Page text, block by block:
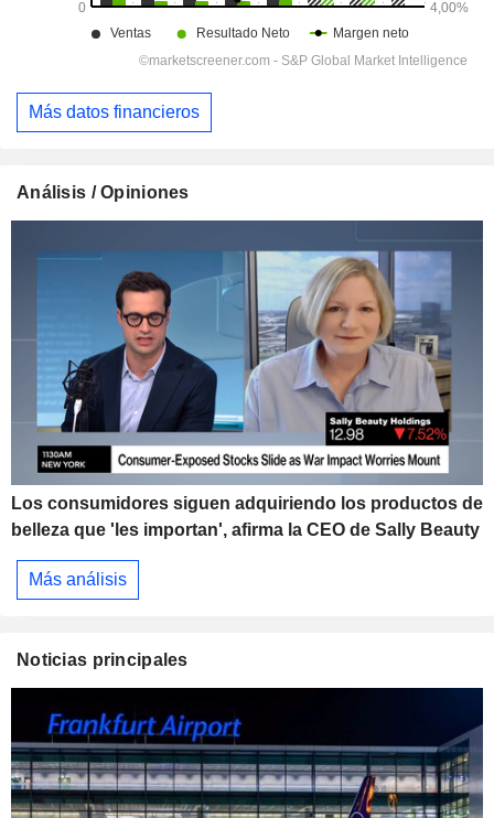
Más datos financieros
Análisis / Opiniones
Los consumidores siguen adquiriendo los productos de
belleza que 'les importan', afirma la CEO de Sally Beauty
Más análisis
Noticias principales